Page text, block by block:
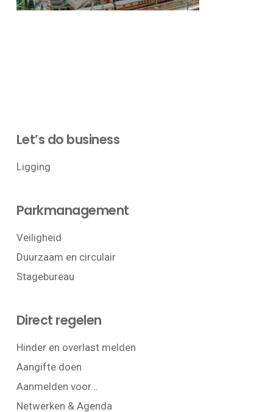
Let’s do business
Ligging
Parkmanagement
Veiligheid
Duurzaam en circulair
Stagebureau
Direct regelen
Hinder en overlast melden
Aangifte doen
Aanmelden voor…
Netwerken & Agenda